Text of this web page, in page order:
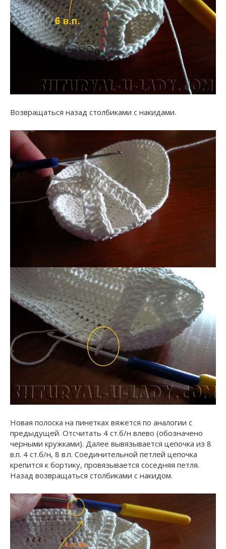
Возвращаться назад столбиками с накидами.
Новая полоска на пинетках вяжется по аналогии с
предыдущей. Отсчитать 4 ст.б/н влево (обозначено
черными кружками). Далее вывязывается цепочка из 8
в.п. 4 ст.б/н, 8 в.п. Соединительной петлей цепочка
крепится к бортику, провязывается соседняя петля.
Назад возвращаться столбиками с накидом.